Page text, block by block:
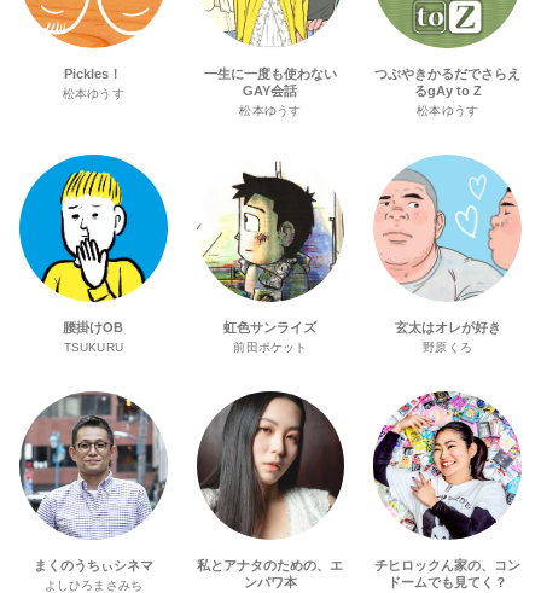
Pickles！
松本ゆうす
一生に一度も使わない
GAY会話
松本ゆうす
つぶやきかるだでさらえ
るgAy to Z
松本ゆうす
腰掛けOB
TSUKURU
虹色サンライズ
前田ポケット
玄太はオレが好き
野原くろ
まくのうちぃシネマ
よしひろまさみち
私とアナタのための、エ
ンパワ本
チヒロックん家の、コン
ドームでも見てく？